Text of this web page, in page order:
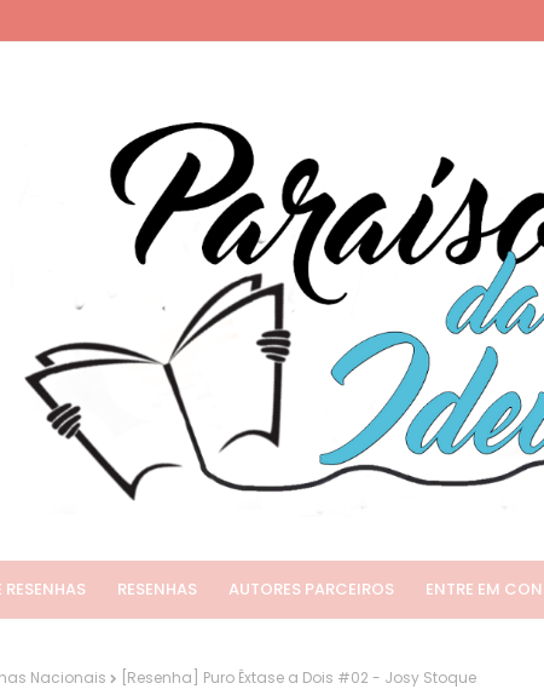
RESENHAS RESENHAS AUTORES PARCEIROS ENTRE EM
Nacionais [Resenha] Puro Êxtase a Dois #02 - Josy Stoque